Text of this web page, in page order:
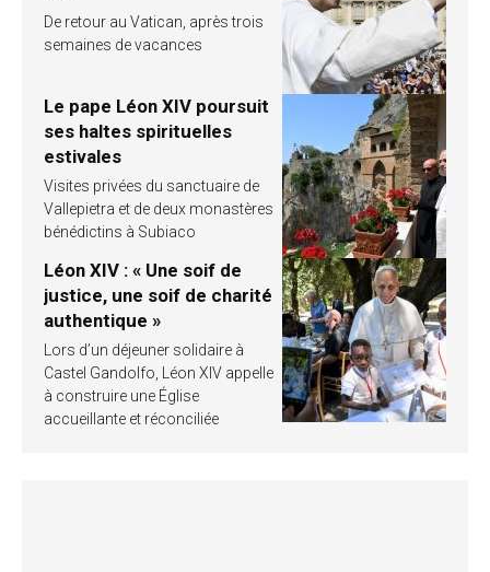
De retour au Vatican, après trois
semaines de vacances
Le pape Léon XIV poursuit
ses haltes spirituelles
estivales
Visites privées du sanctuaire de
Vallepietra et de deux monastères
bénédictins à Subiaco
Léon XIV : « Une soif de
justice, une soif de charité
authentique »
Lors d’un déjeuner solidaire à
Castel Gandolfo, Léon XIV appelle
à construire une Église
accueillante et réconciliée